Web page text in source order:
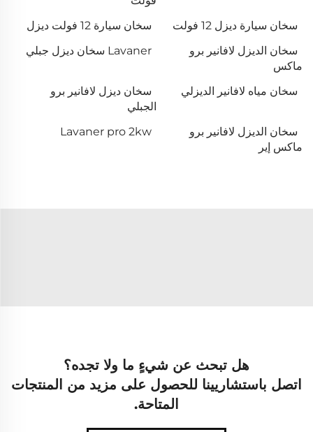
سخان سيارة ديزل 12 فولت
سخان سيارة 12 فولت ديزل
سخان الديزل لافانير برو
ماكس
Lavaner سخان ديزل جبلي
سخان مياه لافانير الديزلي
سخان ديزل لافانير برو
الجبلي
سخان الديزل لافانير برو
ماكس إير
Lavaner pro 2kw
هل تبحث عن شيءٍ ما ولا تجده؟
اتصل باستشاريينا للحصول على مزيد من المنتجات
المتاحة.